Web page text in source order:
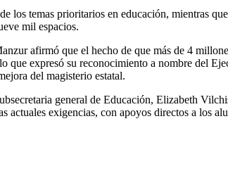
los temas prioritarios en educación, mientras
mil espacios.
afirmó que el hecho de que más de 4
que expresó su reconocimiento a nombre del
del magisterio estatal.
general de Educación, Elizabeth
exigencias, con apoyos directos a los